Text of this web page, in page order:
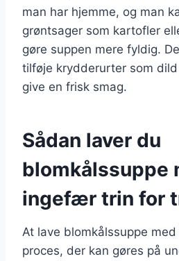
man har hjemme, og man
grøntsager som kartofler
gøre suppen mere fyldig.
tilføje krydderurter som
give en frisk smag.
Sådan laver du
blomkålssuppe
ingefær trin for
At lave blomkålssuppe
proces, der kan gøres på